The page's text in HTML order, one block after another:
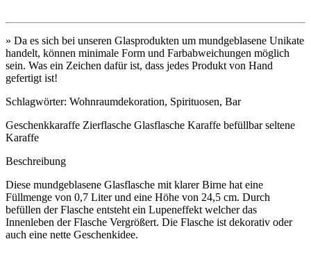
» Da es sich bei unseren Glasprodukten um mundgeblasene Unikate
handelt, können minimale Form und Farbabweichungen möglich
sein. Was ein Zeichen dafür ist, dass jedes Produkt von Hand
gefertigt ist!
Schlagwörter: Wohnraumdekoration, Spirituosen, Bar
Geschenkkaraffe Zierflasche Glasflasche Karaffe befüllbar seltene
Karaffe
Beschreibung
Diese mundgeblasene Glasflasche mit klarer Birne hat eine
Füllmenge von 0,7 Liter und eine Höhe von 24,5 cm. Durch
befüllen der Flasche entsteht ein Lupeneffekt welcher das
Innenleben der Flasche Vergrößert. Die Flasche ist dekorativ oder
auch eine nette Geschenkidee.